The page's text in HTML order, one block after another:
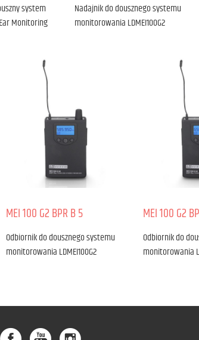
system
Monitoring
Nadajnik do dousznego systemu
monitorowania LDMEI100G2
MEI 100 G2 BPR B 5
Odbiornik do dousznego systemu
monitorowania LDMEI100G2
MEI 100 G2
Odbiornik do
monitorowania